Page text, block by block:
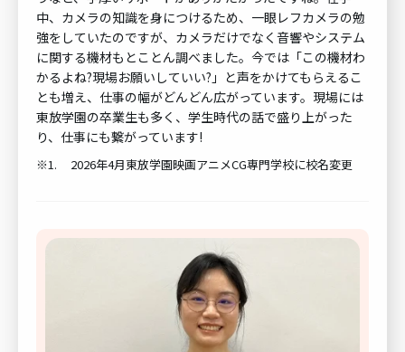
中、カメラの知識を身につけるため、一眼レフカメラの勉
強をしていたのですが、カメラだけでなく音響やシステム
に関する機材もとことん調べました。今では「この機材わ
かるよね?現場お願いしていい?」と声をかけてもらえるこ
とも増え、仕事の幅がどんどん広がっています。現場には
東放学園の卒業生も多く、学生時代の話で盛り上がった
り、仕事にも繋がっています!
※1. 2026年4月東放学園映画アニメCG専門学校に校名変更